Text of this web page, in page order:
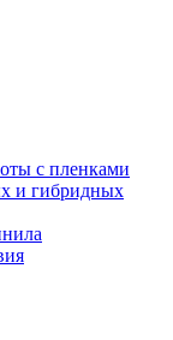
с пленками
и гибридных